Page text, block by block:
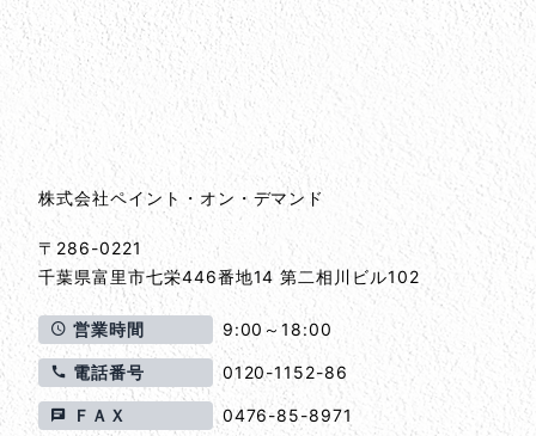
会社情報とサイトマップ
会社情報
株式会社ペイント・オン・デマンド
〒286-0221
千葉県富里市七栄446番地14 第二相川ビル102
営業時間 9:00～18:00
電話番号 0120-1152-86
ＦＡＸ 0476-85-8971